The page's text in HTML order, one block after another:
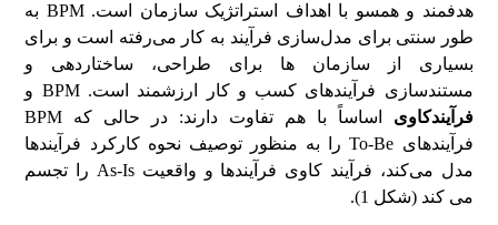
هدفمند و همسو با اهداف استراتژیک سازمان است. BPM به
طور سنتی برای مدل‌سازی فرآیند به کار می‌رفته است و برای
بسیاری از سازمان ها برای طراحی، ساختاردهی و
مستندسازی فرآیندهای کسب و کار ارزشمند است. BPM و
فرآیند‌کاوی
اساساً با هم تفاوت دارند: در حالی که BPM
فرآیندهای To-Be را به منظور توصیف نحوه کارکرد فرآیندها
مدل می‌کند، فرآیند کاوی فرآیندها و واقعیت As-Is را تجسم
می کند (شکل 1).